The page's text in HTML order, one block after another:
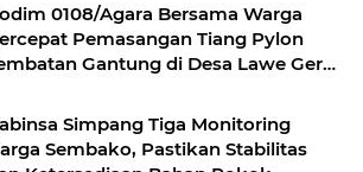
0108/Agara Bersama Warga
Pemasangan Tiang Pylon
Gantung di Desa Lawe Ger-
Simpang Tiga Monitoring
Sembako, Pastikan Stabilitas